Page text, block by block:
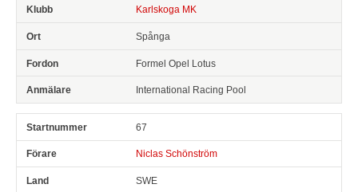
Karlskoga MK
Spånga
Formel Opel Lotus
International Racing Pool
67
Niclas Schönström
SWE